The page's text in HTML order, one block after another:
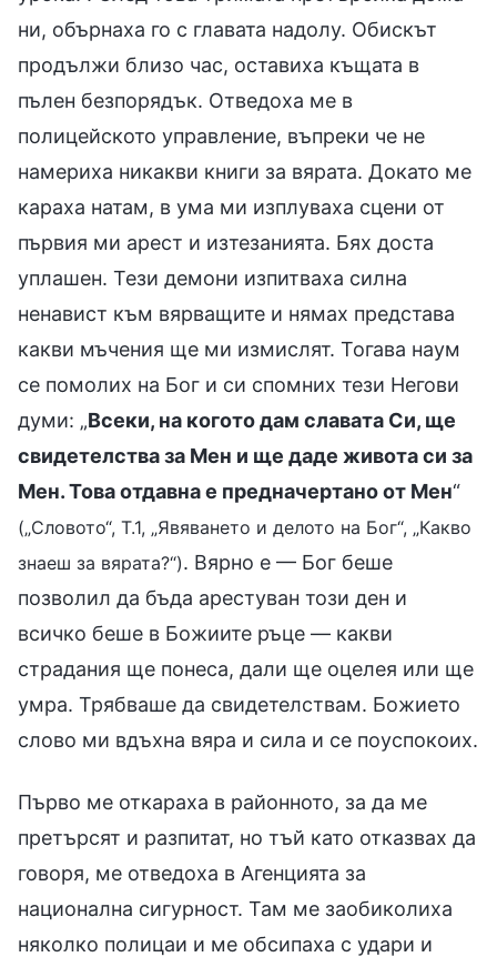
ни, обърнаха го с главата надолу. Обискът
продължи близо час, оставиха къщата в
пълен безпорядък. Отведоха ме в
полицейското управление, въпреки че не
намериха никакви книги за вярата. Докато ме
караха натам, в ума ми изплуваха сцени от
първия ми арест и изтезанията. Бях доста
уплашен. Тези демони изпитваха силна
ненавист към вярващите и нямах представа
какви мъчения ще ми измислят. Тогава наум
се помолих на Бог и си спомних тези Негови
думи: „Всеки, на когото дам славата Си, ще
свидетелства за Мен и ще даде живота си за
Мен. Това отдавна е предначертано от Мен“
(„Словото“, Т.1, „Явяването и делото на Бог“, „Какво
знаеш за вярата?“). Вярно е — Бог беше
позволил да бъда арестуван този ден и
всичко беше в Божиите ръце — какви
страдания ще понеса, дали ще оцелея или ще
умра. Трябваше да свидетелствам. Божието
слово ми вдъхна вяра и сила и се поуспокоих.
Първо ме откараха в районното, за да ме
претърсят и разпитат, но тъй като отказвах да
говоря, ме отведоха в Агенцията за
национална сигурност. Там ме заобиколиха
няколко полицаи и ме обсипаха с удари и